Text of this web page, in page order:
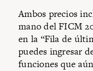
Ambos precios
mano del FICM
en la “Fila de
puedes ingresar
funciones que